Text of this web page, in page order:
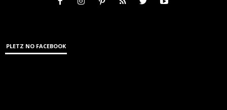
PLETZ NO FACEBOOK